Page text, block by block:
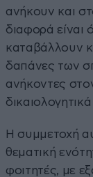
ανήκουν και
διαφορά είναι
καταβάλλουν
δαπάνες των
ανήκοντες
Η συμμετοχή
θεματική
φοιτητές, με